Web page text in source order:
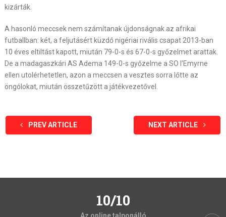
kizárták.
A hasonló meccsek nem számítanak újdonságnak az afrikai
futballban: két, a feljutásért küzdő nigériai rivális csapat 2013-ban
10 éves eltiltást kapott, miután 79-0-s és 67-0-s győzelmet arattak.
De a madagaszkári AS Adema 149-0-s győzelme a SO l’Emyrne
ellen utolérhetetlen, azon a meccsen a vesztes sorra lőtte az
öngólokat, miután összetűzött a játékvezetővel.
PREV ARTICLE NEXT ARTICLE
10/10